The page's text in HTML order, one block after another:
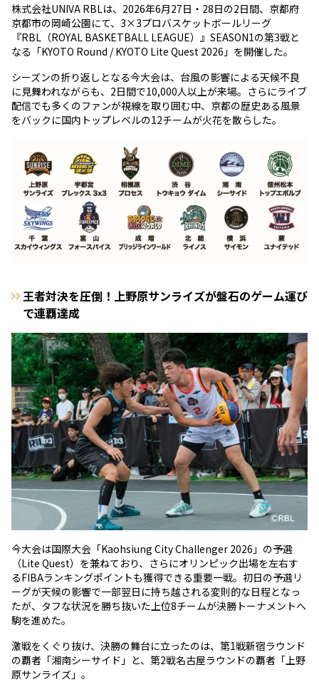
株式会社UNIVA RBLは、2026年6月27日・28日の2日間、京都府
京都市の岡崎公園にて、3×3プロバスケットボールリーグ
『RBL（ROYAL BASKETBALL LEAGUE）』SEASON1の第3戦と
なる「KYOTO Round / KYOTO Lite Quest 2026」を開催した。
シーズンの折り返しとなる今大会は、台風の影響による天候不良
に見舞われながらも、2日間で10,000人以上が来場。さらにライブ
配信でも多くのファンが視線を取り囲む中、京都の歴史ある風景
をバックに国内トップレベルの12チームが火花を散らした。
王者対決を圧倒！上野原サンライズが盤石のゲーム運び
で連覇達成
今大会は国際大会「Kaohsiung City Challenger 2026」の予選
（Lite Quest）を兼ねており、さらにオリンピック出場を左右す
るFIBAランキングポイントも獲得できる重要一戦。初日の予選リ
ーグが天候の影響で一部翌日に持ち越される変則的な日程となっ
たが、タフな状況を勝ち抜いた上位8チームが決勝トーナメントへ
駒を進めた。
激戦をくぐり抜け、決勝の舞台に立ったのは、第1戦新宿ラウンド
の覇者「湘南シーサイド」と、第2戦名古屋ラウンドの覇者「上野
原サンライズ」。